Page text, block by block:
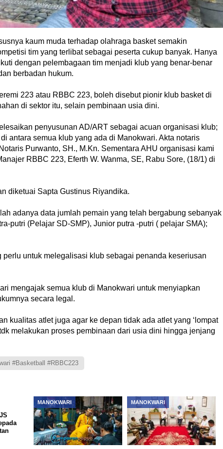
kaum muda terhadap olahraga basket semakin
tim yang terlibat sebagai peserta cukup banyak. Hanya
dengan pelembagaan tim menjadi klub yang benar-benar
berbadan hukum.
223 atau RBBC 223, boleh disebut pionir klub basket di
di sektor itu, selain pembinaan usia dini.
penyusunan AD/ART sebagai acuan organisasi klub;
antara semua klub yang ada di Manokwari. Akta notaris
Purwanto, SH., M.Kn. Sementara AHU organisasi kami
RBBC 223, Eferth W. Wanma, SE, Rabu Sore, (18/1) di
diketuai Sapta Gustinus Riyandika.
adanya data jumlah pemain yang telah bergabung sebanyak
putri (Pelajar SD-SMP), Junior putra -putri ( pelajar SMA);
untuk melegalisasi klub sebagai penanda keseriusan
mengajak semua klub di Manokwari untuk menyiapkan
secara legal.
kualitas atlet juga agar ke depan tidak ada atlet yang ‘lompat
melakukan proses pembinaan dari usia dini hingga jenjang
#Basketball #RBBC223
MANOKWARI MANOKWARI